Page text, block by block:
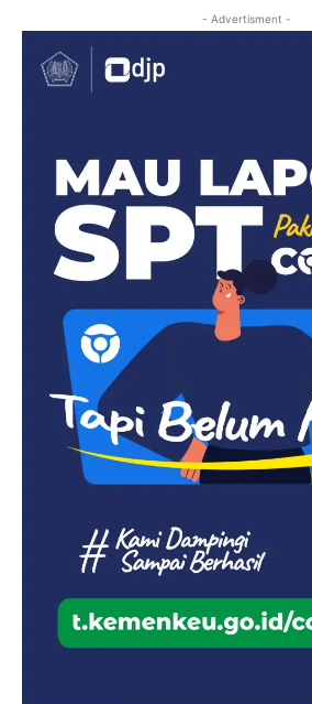
- Advertisment -